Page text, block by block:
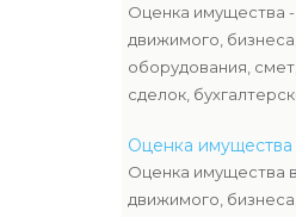
Оценка имущества
движимого,
оборудования,
сделок,
объективность
Оценка
Оценка имущества
движимого,